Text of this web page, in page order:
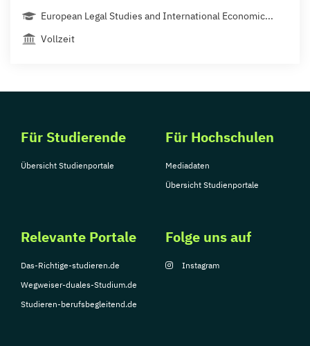
European Legal Studies and International Economic...
Vollzeit
Für Studierende
Übersicht Studienportale
Für Hochschulen
Mediadaten
Übersicht Studienportale
Relevante Portale
Das-Richtige-studieren.de
Wegweiser-duales-Studium.de
Studieren-berufsbegleitend.de
Folge uns auf
Instagram